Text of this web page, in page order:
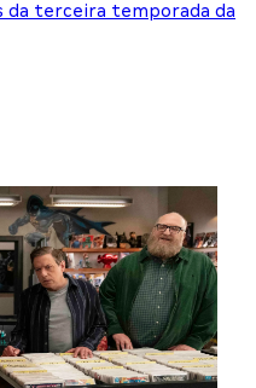
da terceira temporada da